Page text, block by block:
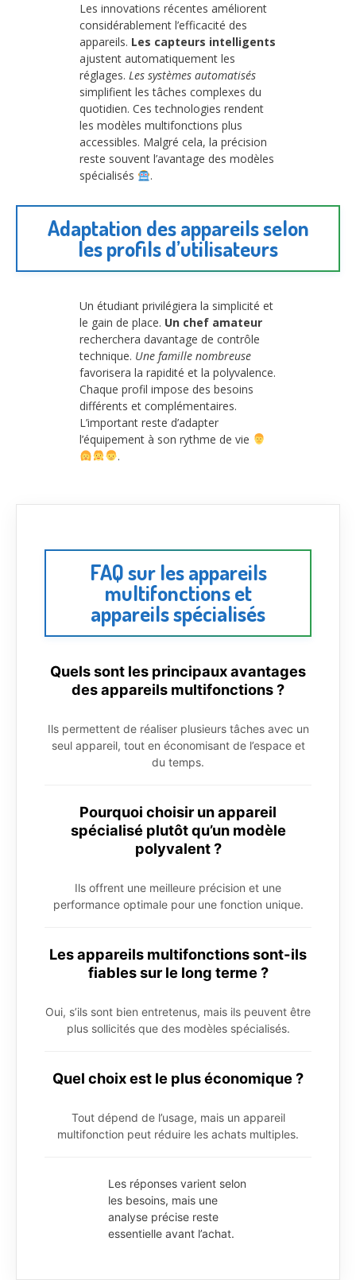
Les innovations récentes améliorent
considérablement l’efficacité des
appareils. Les capteurs intelligents
ajustent automatiquement les
réglages. Les systèmes automatisés
simplifient les tâches complexes du
quotidien. Ces technologies rendent
les modèles multifonctions plus
accessibles. Malgré cela, la précision
reste souvent l’avantage des modèles
spécialisés
.
Adaptation des appareils selon
les profils d’utilisateurs
Un étudiant privilégiera la simplicité et
le gain de place. Un chef amateur
recherchera davantage de contrôle
technique. Une famille nombreuse
favorisera la rapidité et la polyvalence.
Chaque profil impose des besoins
différents et complémentaires.
L’important reste d’adapter
l’équipement à son rythme de vie
.
FAQ sur les appareils
multifonctions et
appareils spécialisés
Quels sont les principaux avantages
des appareils multifonctions ?
Ils permettent de réaliser plusieurs tâches avec un
seul appareil, tout en économisant de l’espace et
du temps.
Pourquoi choisir un appareil
spécialisé plutôt qu’un modèle
polyvalent ?
Ils offrent une meilleure précision et une
performance optimale pour une fonction unique.
Les appareils multifonctions sont-ils
fiables sur le long terme ?
Oui, s’ils sont bien entretenus, mais ils peuvent être
plus sollicités que des modèles spécialisés.
Quel choix est le plus économique ?
Tout dépend de l’usage, mais un appareil
multifonction peut réduire les achats multiples.
Les réponses varient selon
les besoins, mais une
analyse précise reste
essentielle avant l’achat.